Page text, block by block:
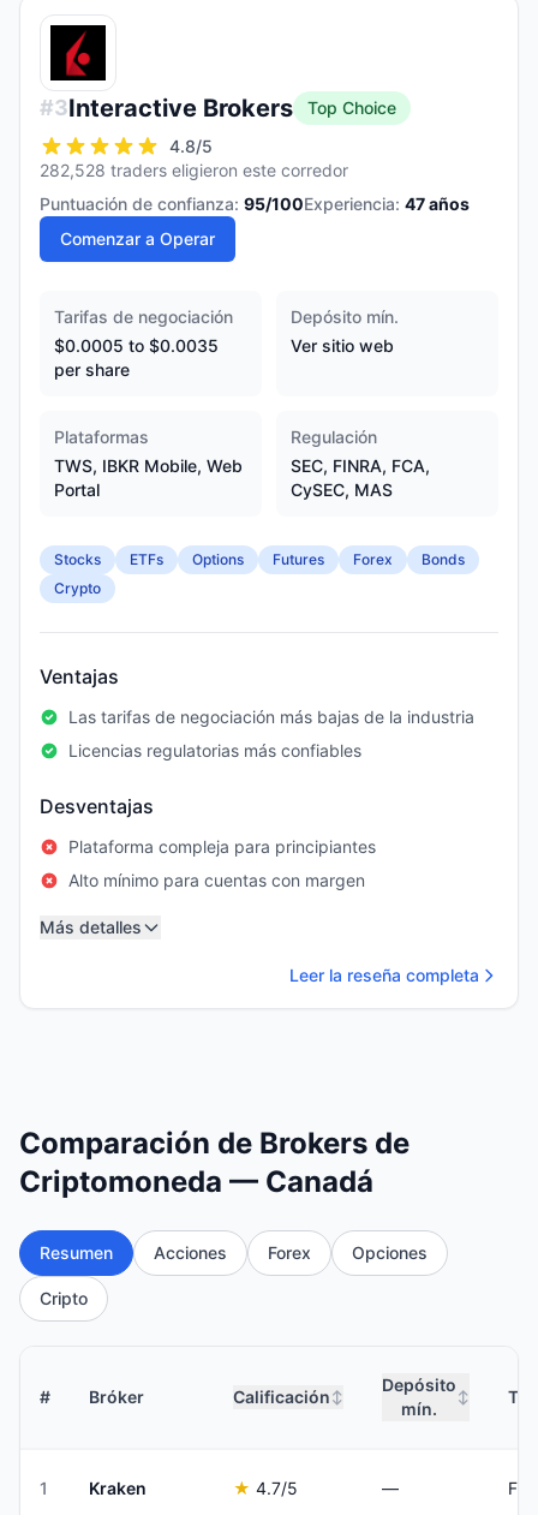
#3Interactive Brokers
Top Choice
4.8/5
282,528 traders eligieron este corredor
Puntuación de confianza: 95/100Experiencia: 47años
Comenzar a Operar
Tarifas de negociación
$0.0005 to $0.0035
per share
Depósito mín.
Ver sitio web
Plataformas
TWS, IBKR Mobile, Web
Portal
Regulación
SEC, FINRA, FCA,
CySEC, MAS
Stocks ETFs Options Futures Forex
Bonds
Crypto
Ventajas
Las tarifas de negociación más bajas de la industria
Licencias regulatorias más confiables
Desventajas
Plataforma compleja para principiantes
Alto mínimo para cuentas con margen
Más detalles
Leer la reseña completa
Comparación de Brokers de
Criptomoneda — Canadá
Resumen Acciones Forex Opciones
Cripto
# Bróker Calificación ↕
Depósito
mín.
↕
1 Kraken ★ 4.7/5 —